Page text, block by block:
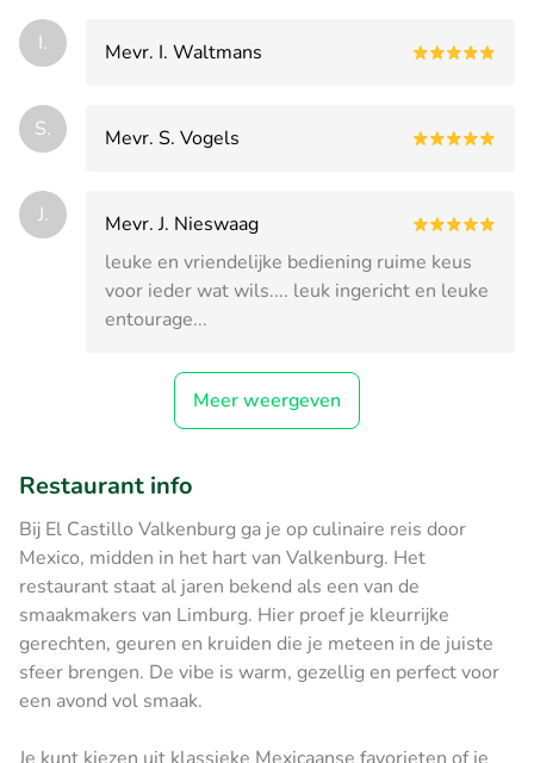
I. Mevr. I. Waltmans
S. Mevr. S. Vogels
J.
Mevr. J. Nieswaag
leuke en vriendelijke bediening ruime keus
voor ieder wat wils.... leuk ingericht en leuke
entourage...
Meer weergeven
Restaurant info
Bij El Castillo Valkenburg ga je op culinaire reis door
Mexico, midden in het hart van Valkenburg. Het
restaurant staat al jaren bekend als een van de
smaakmakers van Limburg. Hier proef je kleurrijke
gerechten, geuren en kruiden die je meteen in de juiste
sfeer brengen. De vibe is warm, gezellig en perfect voor
een avond vol smaak.